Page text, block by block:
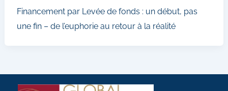
Financement par Levée de fonds : un début, pas
une fin – de l’euphorie au retour à la réalité